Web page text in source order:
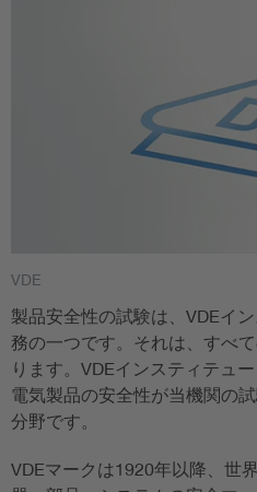
VDE
製品安全性の試験は、VDEイ
務の一つです。それは、すべ
ります。VDEインスティテュ
電気製品の安全性が当機関の
分野です。
VDEマークは1920年以降、世